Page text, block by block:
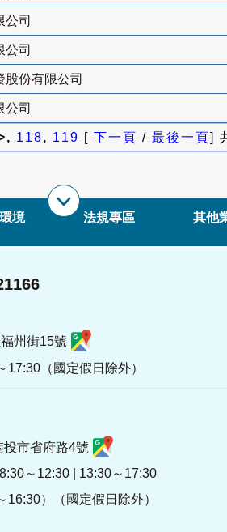
公司
公司
份有限公司
公司
118, 119 [ 下一頁 / 最後一頁]
境 法規專區 其他
州街15號
（國定假日除外）
市省府路4號
～12:30 | 13:30～17:30
16:30）（國定假日除外）